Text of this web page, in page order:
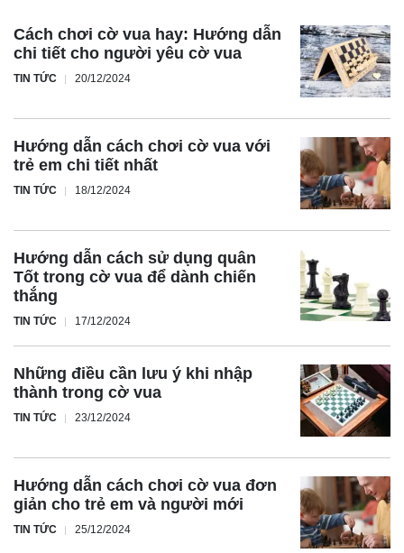
Cách chơi cờ vua hay: Hướng dẫn
chi tiết cho người yêu cờ vua
TIN TỨC 20/12/2024
Hướng dẫn cách chơi cờ vua với
trẻ em chi tiết nhất
TIN TỨC 18/12/2024
Hướng dẫn cách sử dụng quân
Tốt trong cờ vua để dành chiến
thắng
TIN TỨC 17/12/2024
Những điều cần lưu ý khi nhập
thành trong cờ vua
TIN TỨC 23/12/2024
Hướng dẫn cách chơi cờ vua đơn
giản cho trẻ em và người mới
TIN TỨC 25/12/2024